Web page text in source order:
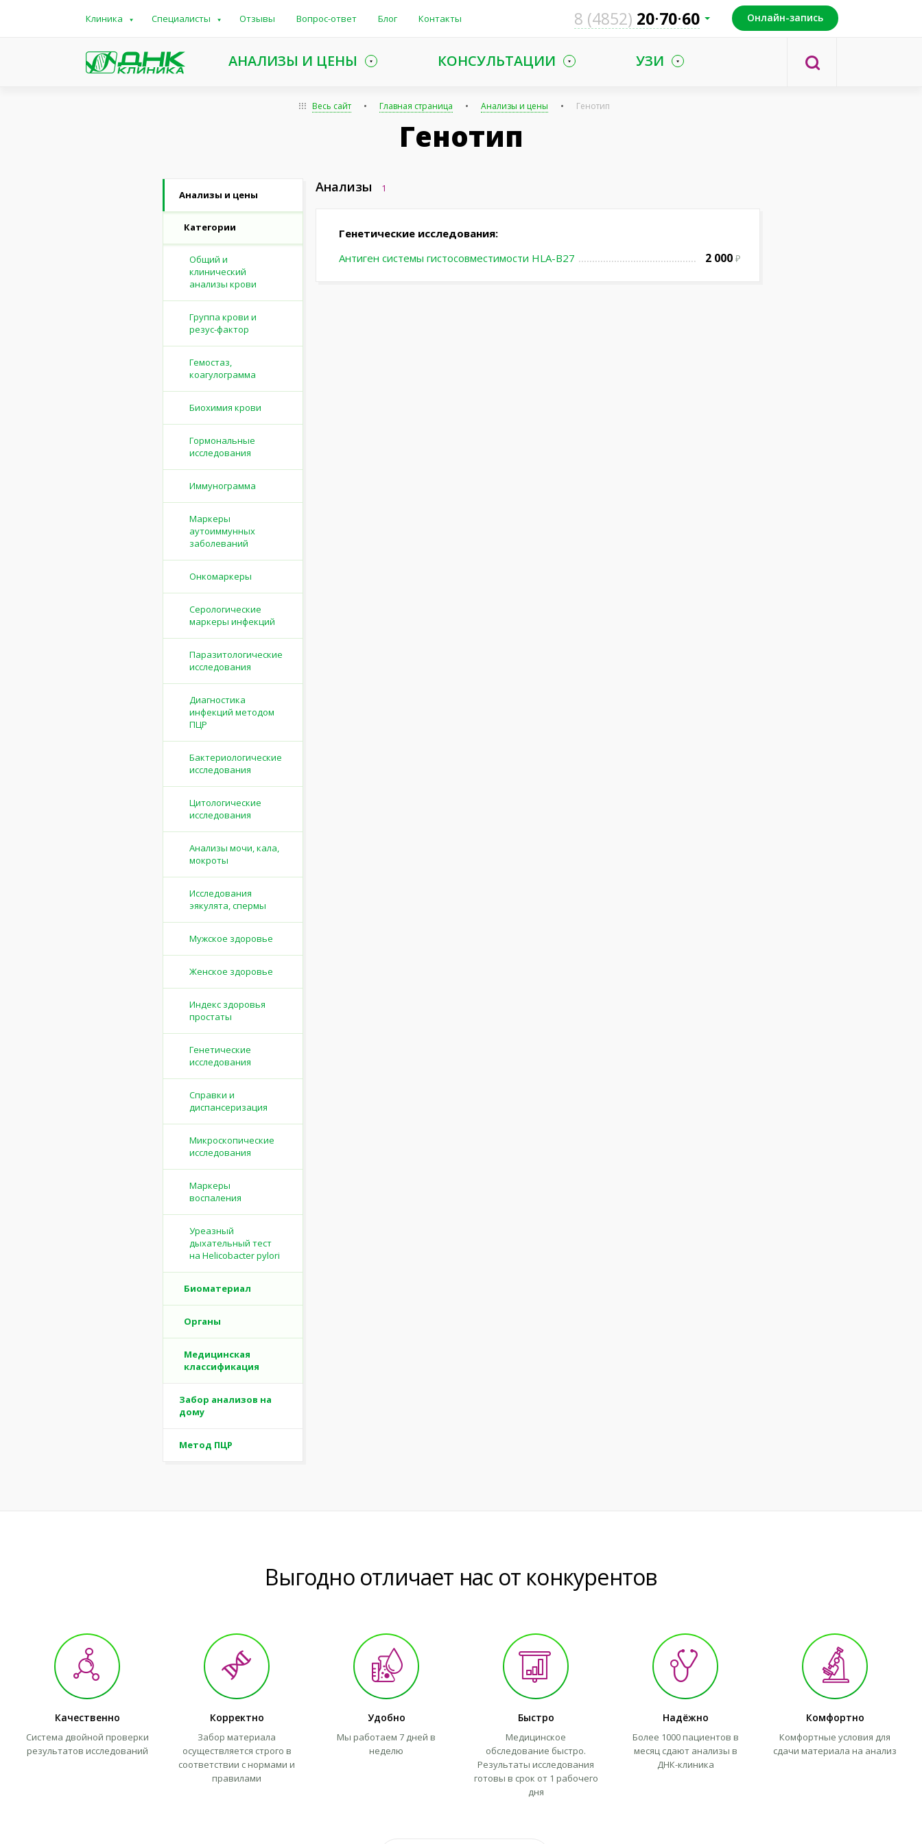
Клиника Специалисты Отзывы Вопрос-ответ Блог Контакты Онлайн-запись
8 (4852) 20 70 60
АНАЛИЗЫ И ЦЕНЫ КОНСУЛЬТАЦИИ УЗИ
Весь сайт Главная страница Анализы и цены Генотип
Генотип
Анализы 1
Генетические исследования:
Антиген системы гистосовместимости HLA-B27
2 000
Анализы и цены
Категории
Общий и
клинический
анализы крови
Группа крови и
резус-фактор
Гемостаз,
коагулограмма
Биохимия крови
Гормональные
исследования
Иммунограмма
Маркеры
аутоиммунных
заболеваний
Онкомаркеры
Серологические
маркеры инфекций
Паразитологические
исследования
Диагностика
инфекций методом
ПЦР
Бактериологические
исследования
Цитологические
исследования
Анализы мочи, кала,
мокроты
Исследования
эякулята, спермы
Мужское здоровье
Женское здоровье
Индекс здоровья
простаты
Генетические
исследования
Справки и
диспансеризация
Микроскопические
исследования
Маркеры
воспаления
Уреазный
дыхательный тест
на Helicobacter pylori
Биоматериал
Органы
Медицинская
классификация
Забор анализов на
дому
Метод ПЦР
Выгодно отличает нас от конкурентов
Качественно
Система двойной проверки
результатов исследований
Корректно
Забор материала
осуществляется строго в
соответствии с нормами и
правилами
Удобно
Мы работаем 7 дней в
неделю
Быстро
Медицинское
обследование быстро.
Результаты исследования
готовы в срок от 1 рабочего
дня
Надёжно
Более 1000 пациентов в
месяц сдают анализы в
ДНК-клиника
Комфортно
Комфортные условия для
сдачи материала на анализ